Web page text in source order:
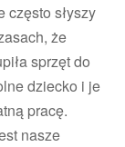
często słyszy
że
sprzęt do
dziecko i je
pracę.
nasze